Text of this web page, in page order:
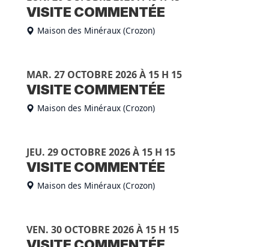
VISITE COMMENTÉE
Maison des Minéraux (Crozon)
MAR. 27 OCTOBRE 2026 À 15 H 15
VISITE COMMENTÉE
Maison des Minéraux (Crozon)
JEU. 29 OCTOBRE 2026 À 15 H 15
VISITE COMMENTÉE
Maison des Minéraux (Crozon)
VEN. 30 OCTOBRE 2026 À 15 H 15